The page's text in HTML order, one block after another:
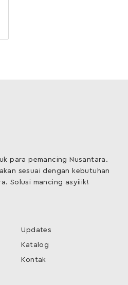
para pemancing Nusantara.
sesuai dengan kebutuhan
Solusi mancing asyiiik!
Updates
Katalog
Kontak